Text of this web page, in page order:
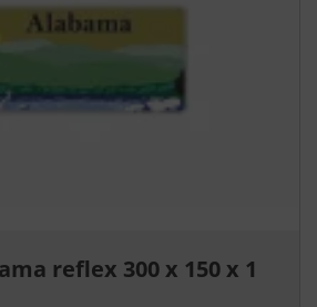
reflex 300 x 150 x 1